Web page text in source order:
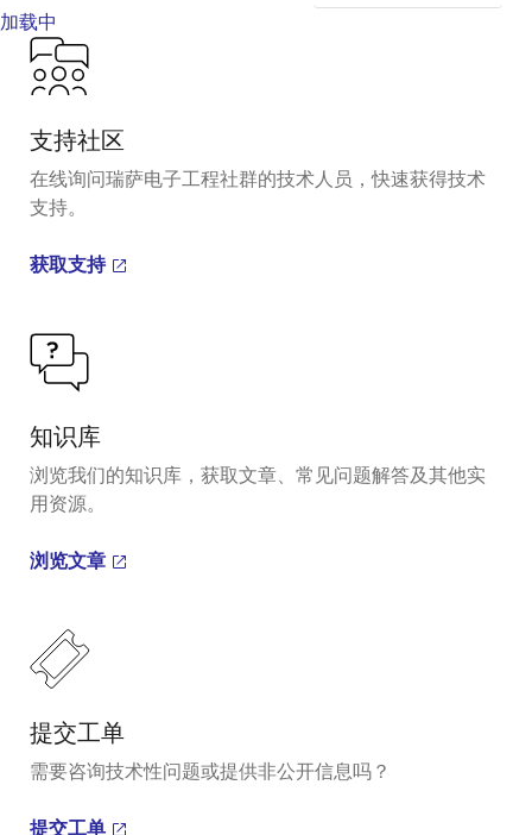
加载中
支持社区
在线询问瑞萨电子工程社群的技术人员，快速获得技术
支持。
获取支持
知识库
浏览我们的知识库，获取文章、常见问题解答及其他实
用资源。
浏览文章
提交工单
需要咨询技术性问题或提供非公开信息吗？
提交工单